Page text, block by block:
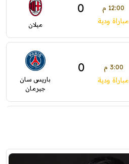
12:00 م 0
مباراة ودية ميلان
3:00 م 0
مباراة ودية
باريس سان
جيرمان